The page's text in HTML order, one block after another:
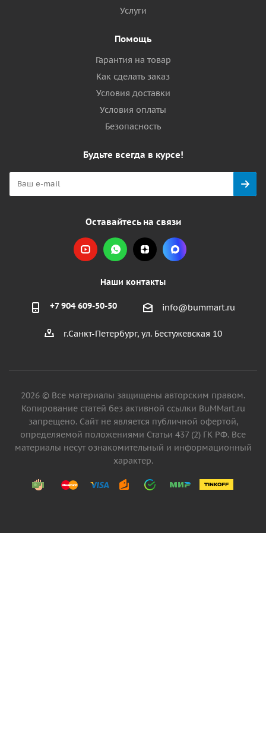
Услуги
Помощь
Гарантия на товар
Как сделать заказ
Условия доставки
Условия оплаты
Безопасность
Будьте всегда в курсе!
Оставайтесь на связи
Наши контакты
+7 904 609-50-50 info@bummart.ru
г.Санкт-Петербург, ул. Бестужевская 10
2026 © Все материалы защищены авторским правом.
Копирование статей без активной ссылки BuMMart.ru
запрещено. Сайт не является публичной офертой,
определяемой положениями Статьи 437 (2) ГК РФ. Все
материалы несут ознакомительный и информационный
характер.